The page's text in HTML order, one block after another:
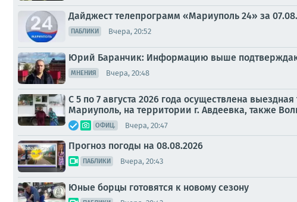
Дайджест телепрограмм «Мариуполь 24» за
ПАБЛИКИ Вчера, 20:52
Юрий Баранчик: Информацию выше подтверждаю
МНЕНИЯ Вчера, 20:48
С 5 по 7 августа 2026 года осуществлена
Мариуполь, на территории г. Авдеевка, также
ОФИЦ. Вчера, 20:47
Прогноз погоды на 08.08.2026
ПАБЛИКИ Вчера, 20:43
Юные борцы готовятся к новому сезону